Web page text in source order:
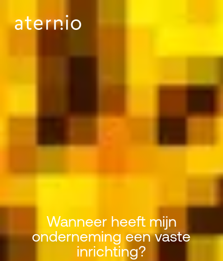
Wanneer heeft mijn
onderneming een vaste
inrichting?
Wanneer heeft mijn